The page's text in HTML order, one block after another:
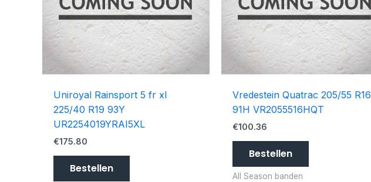
Uniroyal Rainsport 5 fr xl
225/40 R19 93Y
UR2254019YRAI5XL
€175.80
Bestellen
Vredestein Quatrac 205/55 R16
91H VR2055516HQT
€100.36
Bestellen
All Season banden